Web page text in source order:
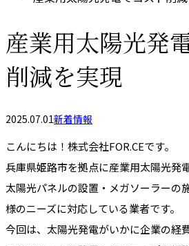
産業用太陽光発
削減を実現
2025.07.01新着情報
こんにちは！株式会社FOR.CEです。
兵庫県姫路市を拠点に産業用太陽光発
太陽光パネルの設置・メガソーラーの
様のニーズに対応している業者です。
今回は、太陽光発電がいかに企業の経